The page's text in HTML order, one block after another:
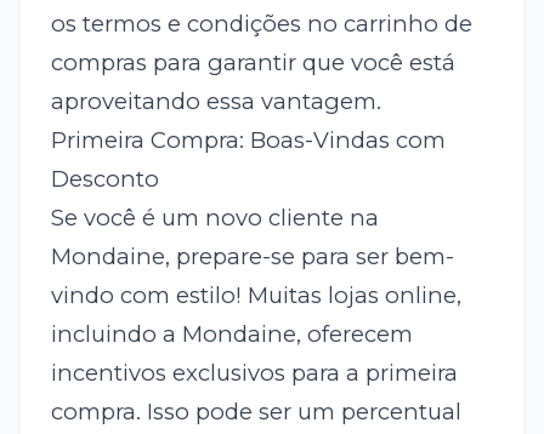
os termos e condições no carrinho de
compras para garantir que você está
aproveitando essa vantagem.
Primeira Compra: Boas-Vindas com
Desconto
Se você é um novo cliente na
Mondaine, prepare-se para ser bem-
vindo com estilo! Muitas lojas online,
incluindo a Mondaine, oferecem
incentivos exclusivos para a primeira
compra. Isso pode ser um percentual